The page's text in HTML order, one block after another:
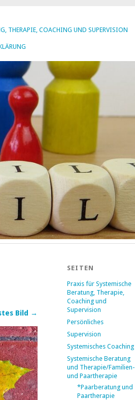
THERAPIE, COACHING UND SUPERVISION
Bild →
SEITEN
Praxis für Systemische
Beratung, Therapie,
Coaching und
Supervision
Persönliches
Supervision
Systemisches Coaching
Systemische Beratung
und Therapie/Familien-
und Paartherapie
*Paarberatung und
Paartherapie